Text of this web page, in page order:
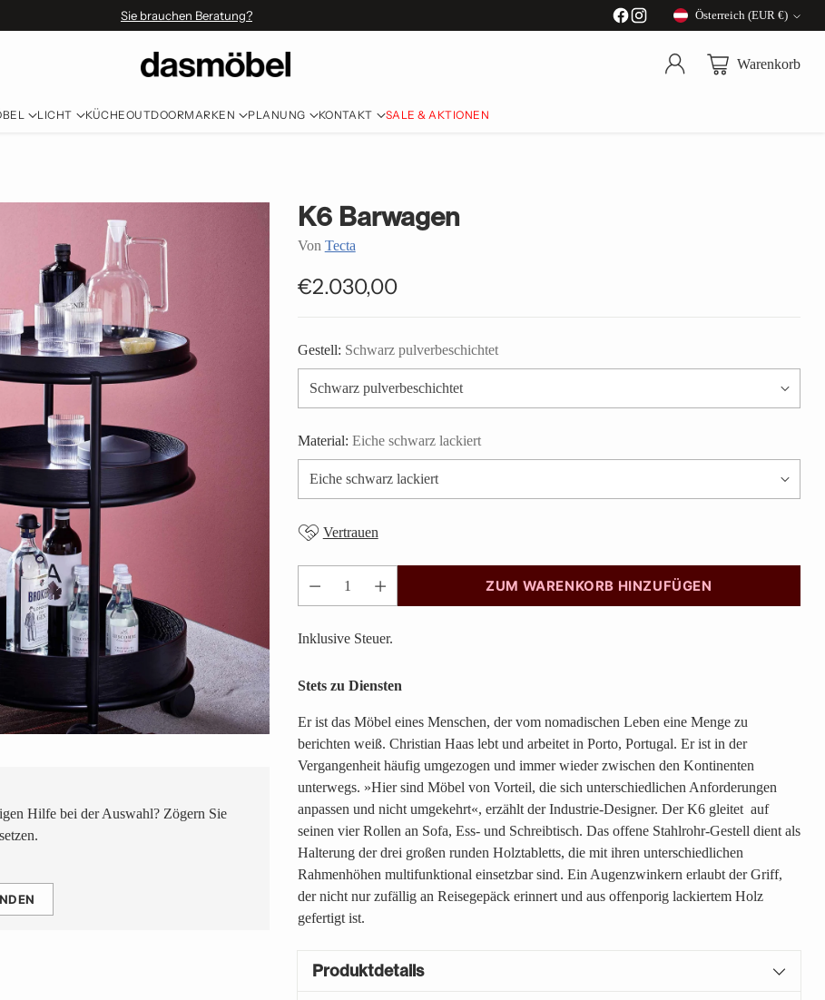
Sie brauchen Beratung?
Währung
Österreich (EUR €)
Warenkorb
LICHT KÜCHEOUTDOORMARKEN PLANUNG KONTAKT SALE & AKTIONEN
Hilfe bei der Auswahl? Zögern Sie
K6 Barwagen
Von Tecta
Normaler
€2.030,00
Gestell: Schwarz pulverbeschichtet
Material: Eiche schwarz lackiert
Vertrauen
Anzahl
ZUM WARENKORB HINZUFÜGEN
Inklusive Steuer.
Stets zu Diensten
Er ist das Möbel eines Menschen, der vom nomadischen Leben eine Menge zu
berichten weiß. Christian Haas lebt und arbeitet in Porto, Portugal. Er ist in der
Vergangenheit häufig umgezogen und immer wieder zwischen den Kontinenten
unterwegs. »Hier sind Möbel von Vorteil, die sich unterschiedlichen Anforderungen
anpassen und nicht umgekehrt«, erzählt der Industrie-Designer. Der K6 gleitet auf
seinen vier Rollen an Sofa, Ess- und Schreibtisch. Das offene Stahlrohr-Gestell dient als
Halterung der drei großen runden Holztabletts, die mit ihren unterschiedlichen
Rahmenhöhen multifunktional einsetzbar sind. Ein Augenzwinkern erlaubt der Griff,
der nicht nur zufällig an Reisegepäck erinnert und aus offenporig lackiertem Holz
gefertigt ist.
Produktdetails